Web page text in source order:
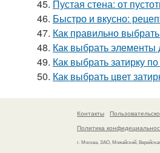
45. Пустая стена: от
46. Быстро и вкусно:
47. Как правильно
48. Как выбрать элементы
49. Как выбрать затирку
50. Как выбрать цвет
Контакты
Политика
г. Москва, ЗАО, Можайский,